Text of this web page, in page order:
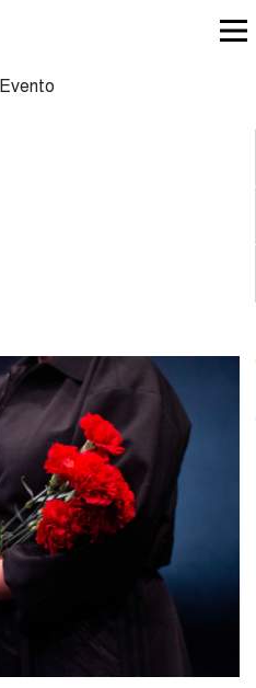
Evento